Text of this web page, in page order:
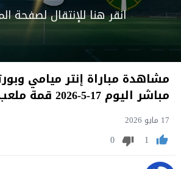
انقر هنا للإنتقال لصفحة
مشاهدة مباراة إنتر ميامي
مباشر اليوم 17-5-2026 قمة ملعب نو
17 مايو 2026
1
0